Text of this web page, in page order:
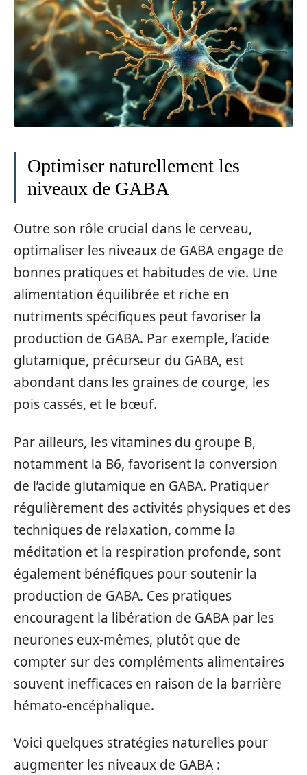
Optimiser naturellement les
niveaux de GABA
Outre son rôle crucial dans le cerveau,
optimaliser les niveaux de GABA engage de
bonnes pratiques et habitudes de vie. Une
alimentation équilibrée et riche en
nutriments spécifiques peut favoriser la
production de GABA. Par exemple, l’acide
glutamique, précurseur du GABA, est
abondant dans les graines de courge, les
pois cassés, et le bœuf.
Par ailleurs, les vitamines du groupe B,
notamment la B6, favorisent la conversion
de l’acide glutamique en GABA. Pratiquer
régulièrement des activités physiques et des
techniques de relaxation, comme la
méditation et la respiration profonde, sont
également bénéfiques pour soutenir la
production de GABA. Ces pratiques
encouragent la libération de GABA par les
neurones eux-mêmes, plutôt que de
compter sur des compléments alimentaires
souvent inefficaces en raison de la barrière
hémato-encéphalique.
Voici quelques stratégies naturelles pour
augmenter les niveaux de GABA :